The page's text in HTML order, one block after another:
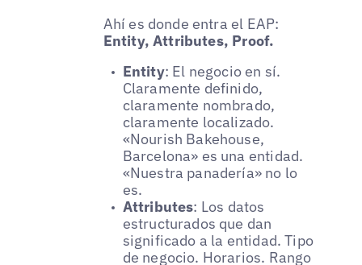
Ahí es donde entra el EAP:
Entity, Attributes, Proof.
Entity: El negocio en sí.
Claramente definido,
claramente nombrado,
claramente localizado.
«Nourish Bakehouse,
Barcelona» es una entidad.
«Nuestra panadería» no lo
es.
Attributes: Los datos
estructurados que dan
significado a la entidad. Tipo
de negocio. Horarios. Rango